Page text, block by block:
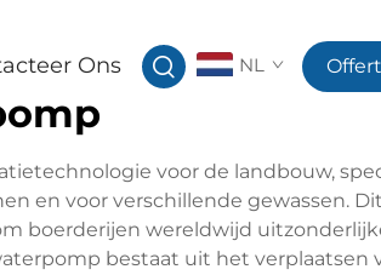
Ons NL
voor de landbouw,
en voor verschillende gewassen. Dit
boerderijen wereldwijd
bestaat uit het verplaatsen